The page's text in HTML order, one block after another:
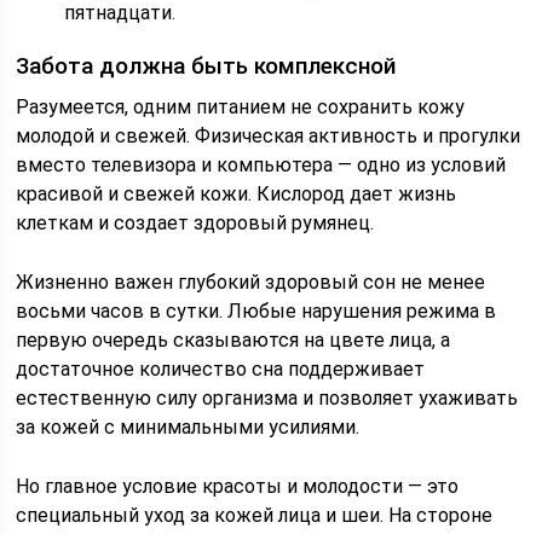
пятнадцати.
Забота должна быть комплексной
Разумеется, одним питанием не сохранить кожу
молодой и свежей. Физическая активность и прогулки
вместо телевизора и компьютера — одно из условий
красивой и свежей кожи. Кислород дает жизнь
клеткам и создает здоровый румянец.
Жизненно важен глубокий здоровый сон не менее
восьми часов в сутки. Любые нарушения режима в
первую очередь сказываются на цвете лица, а
достаточное количество сна поддерживает
естественную силу организма и позволяет ухаживать
за кожей с минимальными усилиями.
Но главное условие красоты и молодости — это
специальный уход за кожей лица и шеи. На стороне